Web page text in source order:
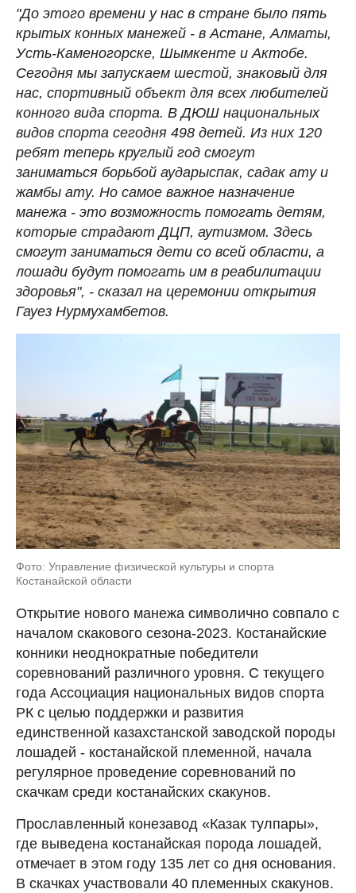
"До этого времени у нас в стране было пять
крытых конных манежей - в Астане, Алматы,
Усть-Каменогорске, Шымкенте и Актобе.
Сегодня мы запускаем шестой, знаковый для
нас, спортивный объект для всех любителей
конного вида спорта. В ДЮШ национальных
видов спорта сегодня 498 детей. Из них 120
ребят теперь круглый год смогут
заниматься борьбой аударыспак, садак ату и
жамбы ату. Но самое важное назначение
манежа - это возможность помогать детям,
которые страдают ДЦП, аутизмом. Здесь
смогут заниматься дети со всей области, а
лошади будут помогать им в реабилитации
здоровья", - сказал на церемонии открытия
Гауез Нурмухамбетов.
Фото: Управление физической культуры и спорта
Костанайской области
Открытие нового манежа символично совпало с
началом скакового сезона-2023. Костанайские
конники неоднократные победители
соревнований различного уровня. С текущего
года Ассоциация национальных видов спорта
РК с целью поддержки и развития
единственной казахстанской заводской породы
лошадей - костанайской племенной, начала
регулярное проведение соревнований по
скачкам среди костанайских скакунов.
Прославленный конезавод «Казак тулпары»,
где выведена костанайская порода лошадей,
отмечает в этом году 135 лет со дня основания.
В скачках участвовали 40 племенных скакунов.